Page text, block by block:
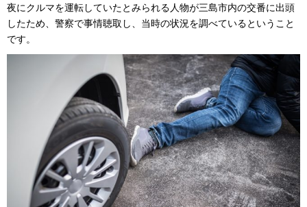
夜にクルマを運転していたとみられる人物が三島市内の交番に出頭
したため、警察で事情聴取し、当時の状況を調べているということ
です。